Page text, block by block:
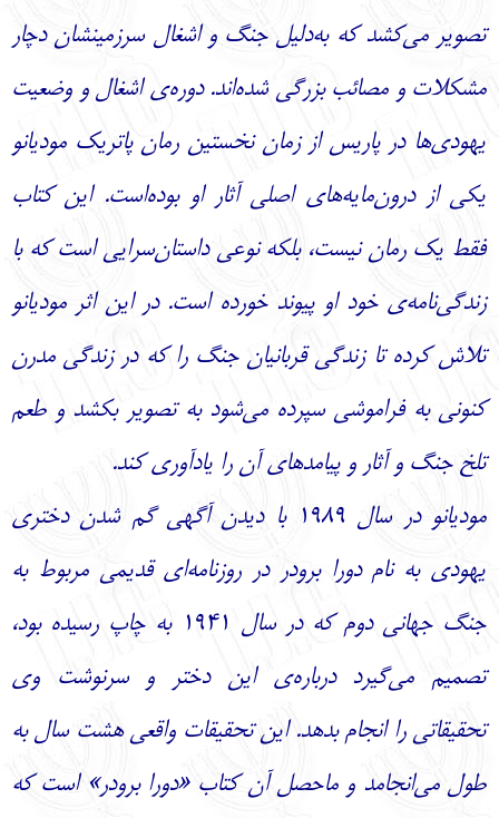
تصویر می‌کشد که به‌دلیل جنگ و اشغال سرزمینشان دچار
مشکلات و مصائب بزرگی شده‌اند. دوره‌ی اشغال و وضعیت
یهودی‌ها در پاریس از زمان نخستین رمان پاتریک مودیانو
یکی از درون‌مایه‌های اصلی آثار او بوده‌است. این کتاب
فقط یک رمان نیست، بلکه نوعی داستان‌سرایی است که با
زندگی‌نامه‌ی خود او پیوند خورده است. در این اثر مودیانو
تلاش کرده تا زندگی قربانیان جنگ را که در زندگی مدرن
کنونی به فراموشی سپرده می‌شود به تصویر بکشد و طعم
تلخ جنگ و آثار و پیامدهای آن را یادآوری کند.
مودیانو در سال ۱۹۸۹ با دیدن آگهی گم شدن دختری
یهودی به نام دورا برودر در روزنامه‌ای قدیمی مربوط به
جنگ جهانی دوم که در سال ۱۹۴۱ به چاپ رسیده بود،
تصمیم می‌گیرد درباره‌ی این دختر و سرنوشت وی
تحقیقاتی را انجام بدهد. این تحقیقات واقعی هشت سال به
طول می‌انجامد و ماحصل آن کتاب «دورا برودر» است که